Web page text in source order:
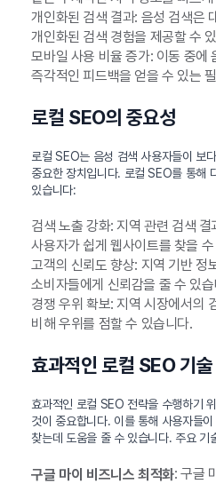
개인화된 검색 결과: 음성 검색은
개인화된 검색 경험을 제공할 수
모바일 사용 비율 증가: 이동 중에
즉각적인 피드백을 얻을 수 있는
로컬 SEO의 중요성
로컬 SEO는 음성 검색 사용자들이 보
중요한 장치입니다. 로컬 SEO를 통해
있습니다:
검색 노출 강화: 지역 관련 검색
사용자가 쉽게 웹사이트를 찾을
고객의 신뢰도 향상: 지역 기반 정
소비자들에게 신뢰감을 줄 수 있습
경쟁 우위 확보: 지역 시장에서의
비해 우위를 점할 수 있습니다.
효과적인 로컬 SEO 기술
효과적인 로컬 SEO 전략을 수행하기
것이 중요합니다. 이를 통해 사용자들
찾는데 도움을 줄 수 있습니다. 주요 기
구글 마이 비즈니스 최적화: 구글